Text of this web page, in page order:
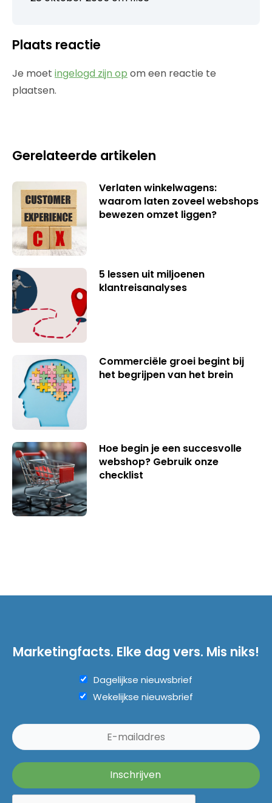
Plaats reactie
Je moet ingelogd zijn op om een reactie te
plaatsen.
Gerelateerde artikelen
Verlaten winkelwagens:
waarom laten zoveel webshops
bewezen omzet liggen?
5 lessen uit miljoenen
klantreisanalyses
Commerciële groei begint bij
het begrijpen van het brein
Hoe begin je een succesvolle
webshop? Gebruik onze
checklist
Marketingfacts. Elke dag vers. Mis niks!
Dagelijkse nieuwsbrief
Wekelijkse nieuwsbrief